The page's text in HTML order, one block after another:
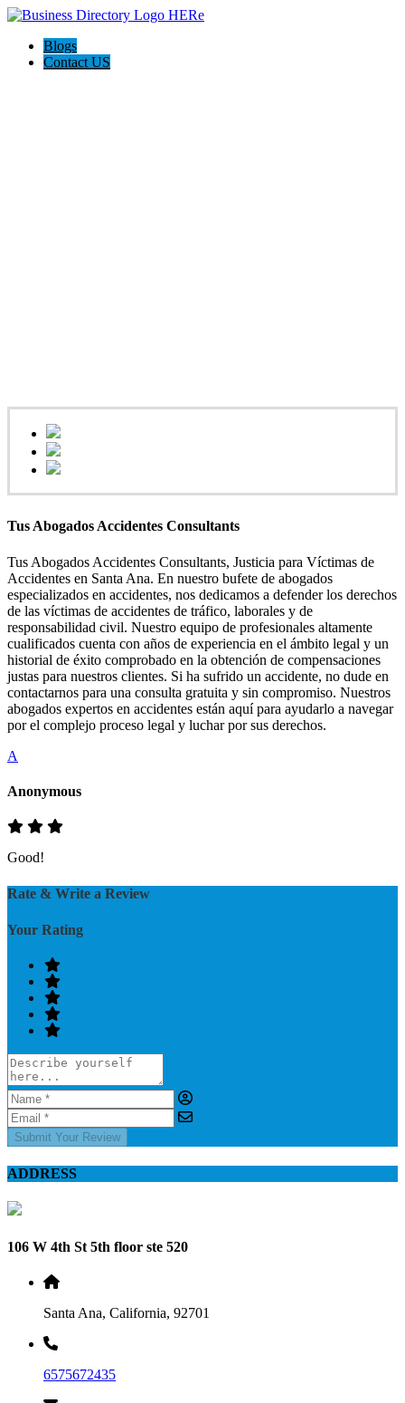
Blogs
Contact US
Tus Abogados Accidentes Consultants
Tus Abogados Accidentes Consultants, Justicia para Víctimas de
Accidentes en Santa Ana. En nuestro bufete de abogados
especializados en accidentes, nos dedicamos a defender los derechos
de las víctimas de accidentes de tráfico, laborales y de
responsabilidad civil. Nuestro equipo de profesionales altamente
cualificados cuenta con años de experiencia en el ámbito legal y un
historial de éxito comprobado en la obtención de compensaciones
justas para nuestros clientes. Si ha sufrido un accidente, no dude en
contactarnos para una consulta gratuita y sin compromiso. Nuestros
abogados expertos en accidentes están aquí para ayudarlo a navegar
por el complejo proceso legal y luchar por sus derechos.
A
Anonymous
Good!
Rate & Write a Review
Your Rating
Submit Your Review
ADDRESS
106 W 4th St 5th floor ste 520
Santa Ana, California, 92701
6575672435